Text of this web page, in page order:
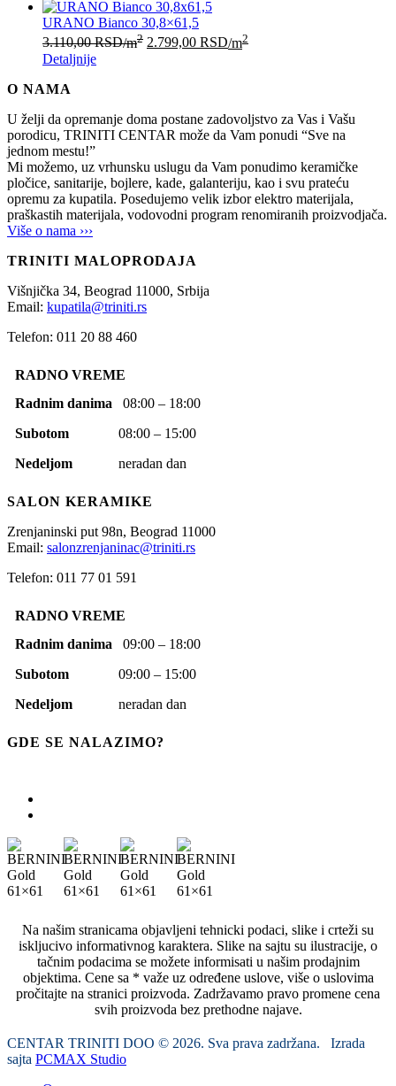
URANO Bianco 30,8×61,5
3.110,00RSD/m2 2.799,00 RSD/m2
Detaljnije
O NAMA
U želji da opremanje doma postane zadovoljstvo za Vas i Vašu
porodicu, TRINITI CENTAR može da Vam ponudi “Sve na
jednom mestu!”
Mi možemo, uz vrhunsku uslugu da Vam ponudimo keramičke
pločice, sanitarije, bojlere, kade, galanteriju, kao i svu prateću
opremu za kupatila. Posedujemo velik izbor elektro materijala,
praškastih materijala, vodovodni program renomiranih proizvodjača.
Više o nama ›››
TRINITI MALOPRODAJA
Višnjička 34, Beograd 11000, Srbija
Email: kupatila@triniti.rs
Telefon: 011 20 88 460
RADNO VREME
Radnim danima 08:00 – 18:00
Subotom 08:00 – 15:00
Nedeljom neradan dan
SALON KERAMIKE
Zrenjaninski put 98n, Beograd 11000
Email: salonzrenjaninac@triniti.rs
Telefon: 011 77 01 591
RADNO VREME
Radnim danima 09:00 – 18:00
Subotom 09:00 – 15:00
Nedeljom neradan dan
GDE SE NALAZIMO?
Na našim stranicama objavljeni tehnicki podaci, slike i crteži su
iskljucivo informativnog karaktera. Slike na sajtu su ilustracije, o
tačnim podacima se možete informisati u našim prodajnim
objektima. Cene sa * važe uz određene uslove, više o uslovima
pročitajte na stranici proizvoda. Zadržavamo pravo promene cena
svih proizvoda bez prethodne najave.
CENTAR TRINITI DOO © 2026. Sva prava zadržana. Izrada
sajta PCMAX Studio